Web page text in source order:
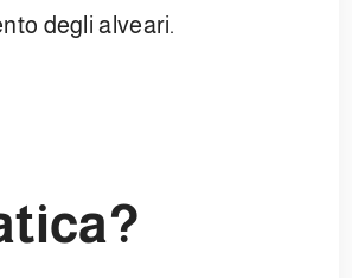
degli alveari.